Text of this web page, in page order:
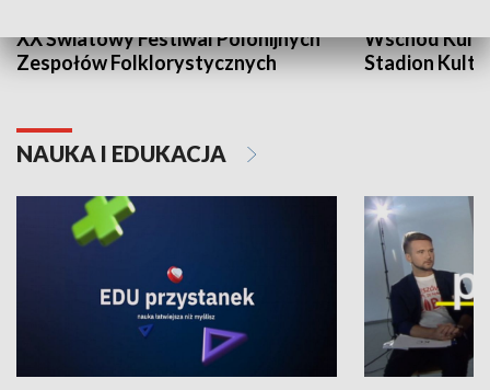
XX Światowy Festiwal Polonijnych
Zespołów Folklorystycznych
Wschód
Stadion
NAUKA I EDUKACJA